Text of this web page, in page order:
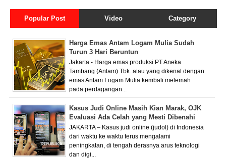
Popular Post Video Category
Harga Emas Antam Logam Mulia Sudah
Turun 3 Hari Beruntun
Jakarta - Harga emas produksi PT Aneka
Tambang (Antam) Tbk. atau yang dikenal dengan
emas Antam Logam Mulia kembali melemah
pada perdagangan...
Kasus Judi Online Masih Kian Marak, OJK
Evaluasi Ada Celah yang Mesti Dibenahi
JAKARTA – Kasus judi online (judol) di Indonesia
dari waktu ke waktu terus mengalami
peningkatan, di tengah derasnya arus teknologi
dan digi...